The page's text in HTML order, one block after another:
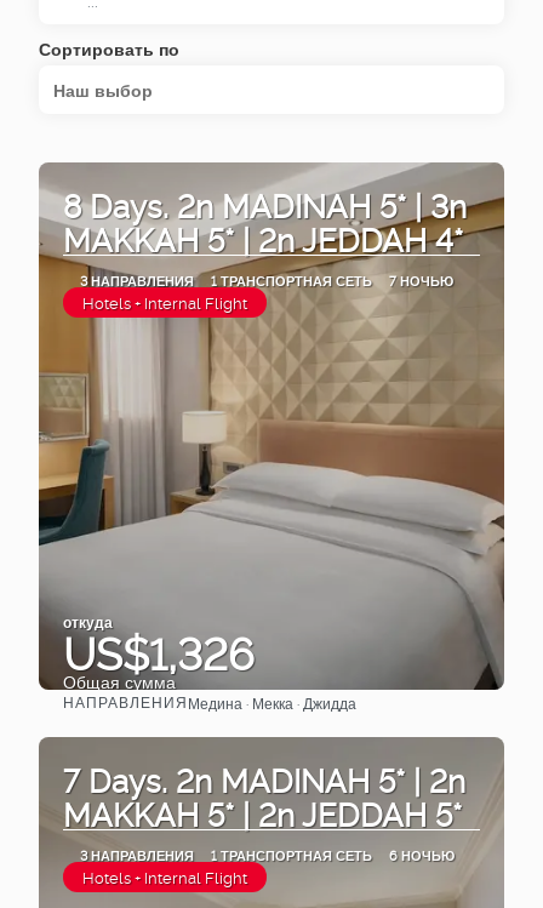
Сортировать по
Наш выбор
8 Days. 2n MADINAH 5* | 3n
MAKKAH 5* | 2n JEDDAH 4*
3 НАПРАВЛЕНИЯ 1 ТРАНСПОРТНАЯ СЕТЬ 7 НОЧЬЮ
Hotels + Internal Flight
откуда
US$1,326
Общая сумма
Видеть
НАПРАВЛЕНИЯМедина · Мекка · Джидда
7 Days. 2n MADINAH 5* | 2n
MAKKAH 5* | 2n JEDDAH 5*
3 НАПРАВЛЕНИЯ 1 ТРАНСПОРТНАЯ СЕТЬ 6 НОЧЬЮ
Hotels + Internal Flight